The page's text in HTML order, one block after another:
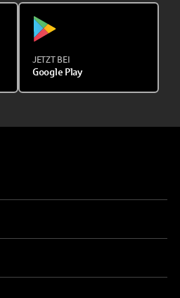
JETZT BEI
Google Play